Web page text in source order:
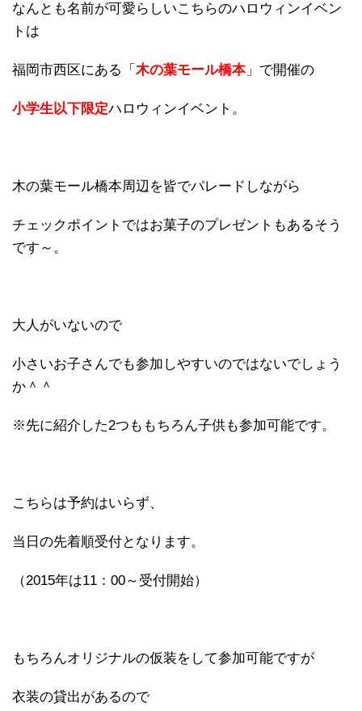
なんとも名前が可愛らしいこちらのハロウィンイベン
トは
福岡市西区にある「 木の葉モール橋本」で開催の
小学生以下限定ハロウィンイベント。
木の葉モール橋本周辺を皆でパレードしながら
チェックポイントではお菓子のプレゼントもあるそう
です～。
大人がいないので
小さいお子さんでも参加しやすいのではないでしょう
か＾＾
※先に紹介した2つももちろん子供も参加可能です。
こちらは予約はいらず、
当日の先着順受付となります。
（2015年は11：00～受付開始）
もちろんオリジナルの仮装をして参加可能ですが
衣装の貸出があるので